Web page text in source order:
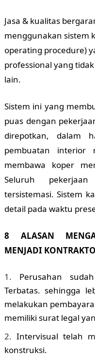
Jasa & kualitas
menggunakan sistem
operating procedure)
professional yang
lain.
Sistem ini yang
puas dengan
direpotkan, dalam
pembuatan interior
membawa koper
Seluruh
tersistemasi. Sistem
detail pada waktu
8 ALASAN
MENJADI
Perusahan
Terbatas. sehingga
melakukan
memiliki surat legal
Intervisual telah
konstruksi.